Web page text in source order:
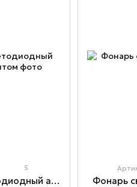
5
Фонарик карманный светодиодный аккумуляторный с магнитом Фонарь